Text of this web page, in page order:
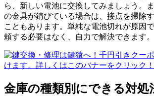
ら、新しい電池に交換してみましょう。
の金具が錆びている場合は、接点を掃除
こともあります。単純な電池切れが原因
頼する必要はなく、自力で解決できます。
金庫の種類別にできる対処